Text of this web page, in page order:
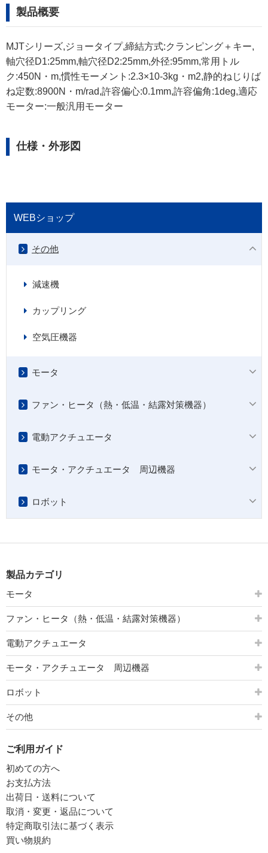
製品概要
MJTシリーズ,ジョータイプ,締結方式:クランピング＋キー,
軸穴径D1:25mm,軸穴径D2:25mm,外径:95mm,常用トル
ク:450N・m,慣性モーメント:2.3×10-3kg・m2,静的ねじりば
ね定数:8900N・m/rad,許容偏心:0.1mm,許容偏角:1deg,適応
モーター:一般汎用モーター
仕様・外形図
WEBショップ
その他
減速機
カップリング
空気圧機器
モータ
ファン・ヒータ（熱・低温・結露対策機器）
電動アクチュエータ
モータ・アクチュエータ 周辺機器
ロボット
製品カテゴリ
モータ
ファン・ヒータ（熱・低温・結露対策機器）
電動アクチュエータ
モータ・アクチュエータ 周辺機器
ロボット
その他
ご利用ガイド
初めての方へ
お支払方法
出荷日・送料について
取消・変更・返品について
特定商取引法に基づく表示
買い物規約